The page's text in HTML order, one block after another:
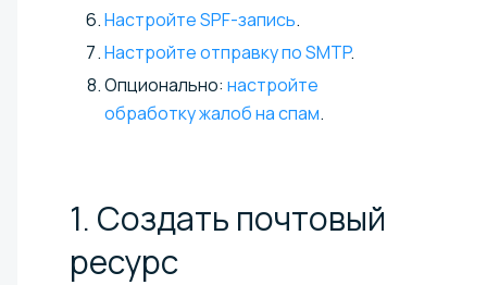
Настройте SPF-запись.
Настройте отправку по SMTP.
Опционально: настройте
обработку жалоб на спам.
1. Создать почтовый
ресурс